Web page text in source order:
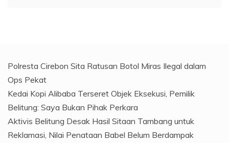
Polresta Cirebon Sita Ratusan Botol Miras Ilegal dalam
Ops Pekat
Kedai Kopi Alibaba Terseret Objek Eksekusi, Pemilik
Belitung: Saya Bukan Pihak Perkara
Aktivis Belitung Desak Hasil Sitaan Tambang untuk
Reklamasi, Nilai Penataan Babel Belum Berdampak